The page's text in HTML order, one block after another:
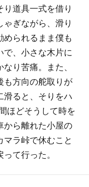
道具一式を借り
ぎながら、滑り
められるまま僕も
で、小さな木片に
り苦痛。また、
も方向の舵取りが
滑ると、そりをハ
ほどそうして時を
から離れた小屋の
マラ峠で休むこと
て行った。